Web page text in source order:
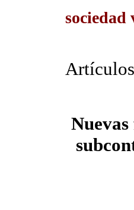
sociedad
Artículos